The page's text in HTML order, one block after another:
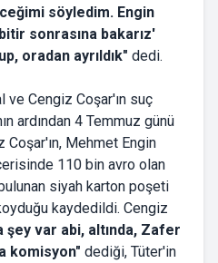
söyledim. Engin
sonrasına bakarız'
oradan ayrıldık" dedi.
ve Cengiz Coşar'ın suç
ardından 4 Temmuz günü
Mehmet Engin
110 bin avro olan
siyah karton poşeti
kaydedildi. Cengiz
şey var abi, altında, Zafer
komisyon" dediği, Tüter'in